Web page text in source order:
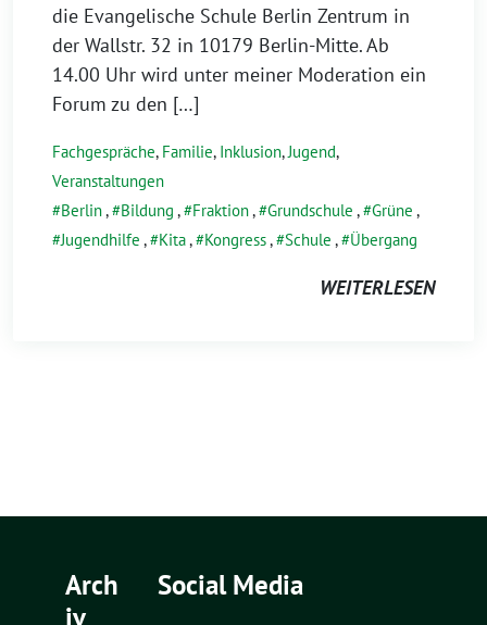
die Evangelische Schule Berlin Zentrum in
der Wallstr. 32 in 10179 Berlin-Mitte. Ab
14.00 Uhr wird unter meiner Moderation ein
Forum zu den […]
Fachgespräche, Familie, Inklusion, Jugend,
Veranstaltungen
Berlin, Bildung , Fraktion, Grundschule , Grüne ,
Jugendhilfe , Kita, Kongress, Schule , Übergang
WEITERLESEN
Arch
iv
Social Media